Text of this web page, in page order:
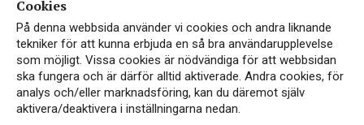
Cookies
På denna webbsida använder vi cookies och andra liknande
tekniker för att kunna erbjuda en så bra användarupplevelse
som möjligt. Vissa cookies är nödvändiga för att webbsidan
ska fungera och är därför alltid aktiverade. Andra cookies, för
analys och/eller marknadsföring, kan du däremot själv
aktivera/deaktivera i inställningarna nedan.